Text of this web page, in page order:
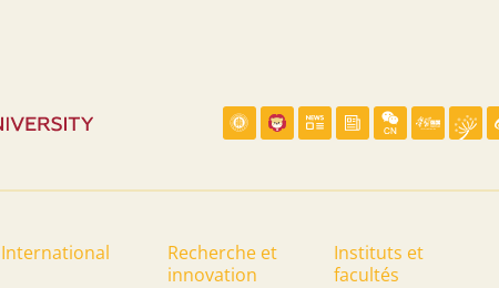
International
Recherche et
innovation
Instituts et
facultés